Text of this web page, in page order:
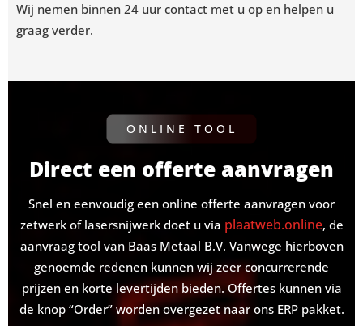
Wij nemen binnen 24 uur contact met u op en helpen u
graag verder.
ONLINE TOOL
Direct een offerte aanvragen
Snel en eenvoudig een online offerte aanvragen voor
zetwerk of lasersnijwerk doet u via plaatweb.online, de
aanvraag tool van Baas Metaal B.V. Vanwege hierboven
genoemde redenen kunnen wij zeer concurrerende
prijzen en korte levertijden bieden. Offertes kunnen via
de knop “Order” worden overgezet naar ons ERP pakket.